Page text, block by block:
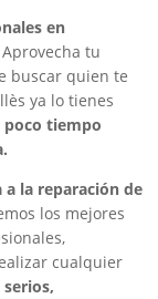
en
Aprovecha tu
buscar quien te
ya lo tienes
poco tiempo
a la reparación de
los mejores
cualquier